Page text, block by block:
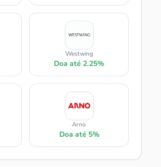
Westwing
Doa até 2.25%
Arno
Doa até 5%